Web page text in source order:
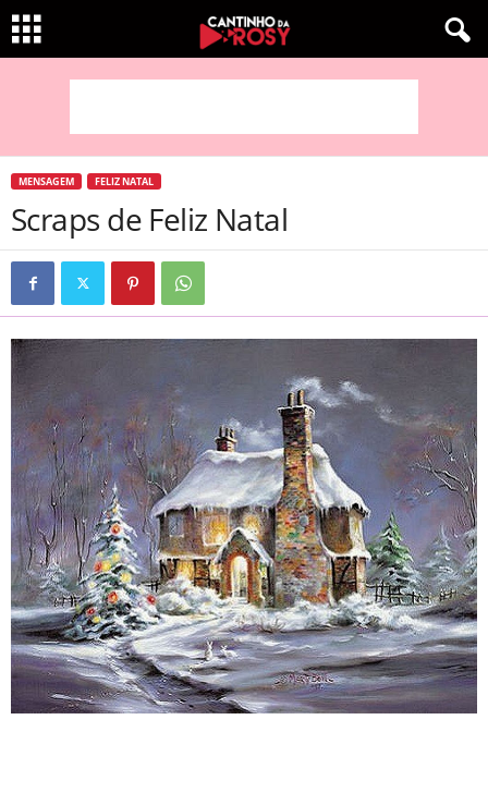
MENSAGEM FELIZ NATAL
Scraps de Feliz Natal